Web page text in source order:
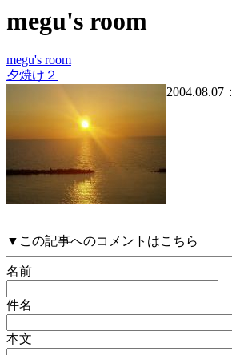
megu's room
megu's room
夕焼け２
2004.08.07：
▼この記事へのコメントはこちら
名前
件名
本文